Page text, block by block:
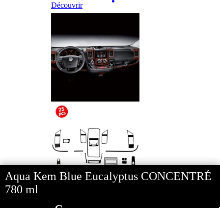
Découvrir
Aqua Kem Blue Eucalyptus CONCENTRÉ
780 ml